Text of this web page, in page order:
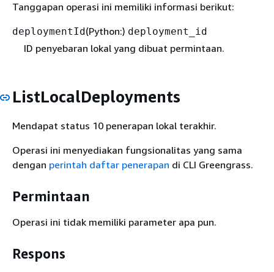
Tanggapan operasi ini memiliki informasi berikut:
deploymentId(Python:) deployment_id
ID penyebaran lokal yang dibuat permintaan.
ListLocalDeployments
Mendapat status 10 penerapan lokal terakhir.
Operasi ini menyediakan fungsionalitas yang sama
dengan perintah daftar penerapan di CLI Greengrass.
Permintaan
Operasi ini tidak memiliki parameter apa pun.
Respons